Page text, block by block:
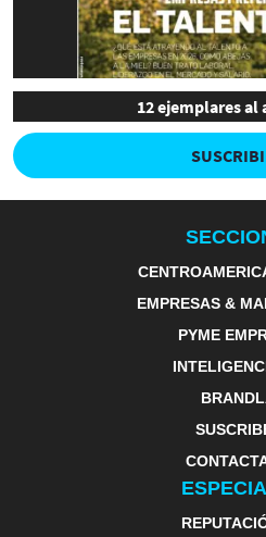
12 ejemplares al
EMPRESAS &
PYME